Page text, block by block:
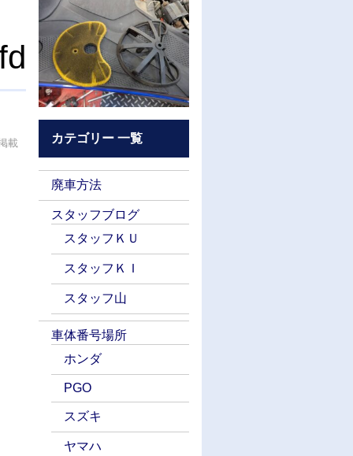
載 カテゴリー 一覧
廃車方法
スタッフブログ
スタッフＫＵ
スタッフＫＩ
スタッフ山
車体番号場所
ホンダ
PGO
スズキ
ヤマハ